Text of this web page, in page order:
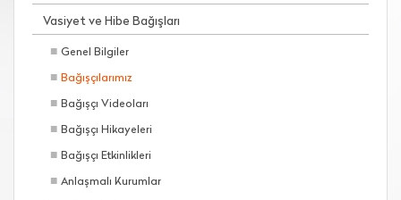
Vasiyet ve Hibe Bağışları
Genel Bilgiler
Bağışçılarımız
Bağışçı Videoları
Bağışçı Hikayeleri
Bağışçı Etkinlikleri
Anlaşmalı Kurumlar